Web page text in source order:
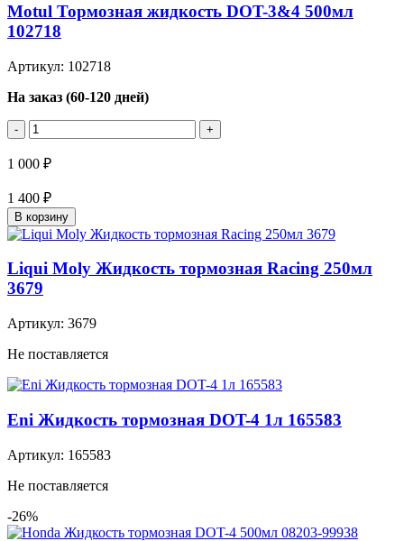
Motul Тормозная жидкость DOT-3&4 500мл
102718
Артикул: 102718
На заказ (60-120 дней)
- +
1 000 ₽
1 400 ₽
В корзину
Liqui Moly Жидкость тормозная Racing 250мл
3679
Артикул: 3679
Не поставляется
Eni Жидкость тормозная DOT-4 1л 165583
Артикул: 165583
Не поставляется
-26%